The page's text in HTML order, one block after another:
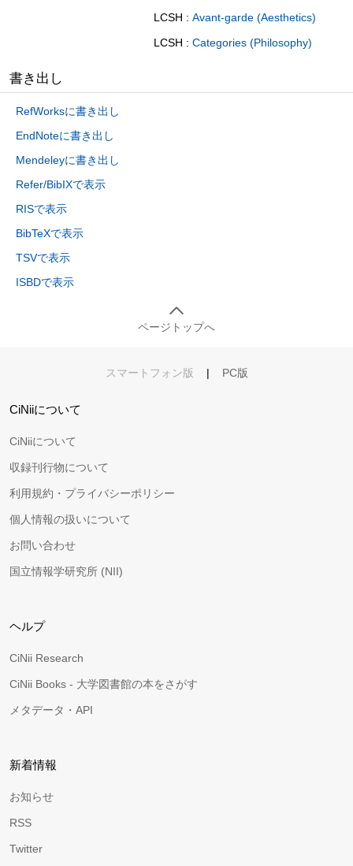
LCSH : Avant-garde (Aesthetics)
LCSH : Categories (Philosophy)
書き出し
RefWorksに書き出し
EndNoteに書き出し
Mendeleyに書き出し
Refer/BibIXで表示
RISで表示
BibTeXで表示
TSVで表示
ISBDで表示
ページトップへ
スマートフォン版 | PC版
CiNiiについて
CiNiiについて
収録刊行物について
利用規約・プライバシーポリシー
個人情報の扱いについて
お問い合わせ
国立情報学研究所 (NII)
ヘルプ
CiNii Research
CiNii Books - 大学図書館の本をさがす
メタデータ・API
新着情報
お知らせ
RSS
Twitter